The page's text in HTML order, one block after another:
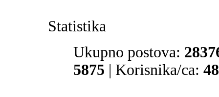
SOA ili PIPA.
El Zvonko« uto 16 svi,
prate tajne službe sekcije
Statistika
Ukupno postova:
5875 | Korisnika/ca: